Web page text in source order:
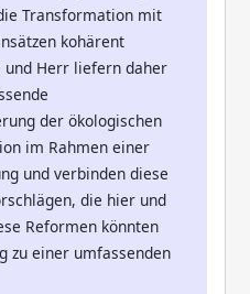
Transformation mit
kohärent
und Herr liefern daher
der ökologischen
im Rahmen einer
und verbinden diese
die hier und
Reformen könnten
zu einer umfassenden